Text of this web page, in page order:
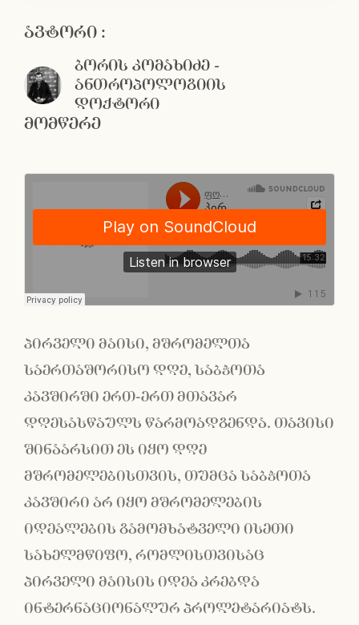
ავტორი :
ბორის კომახიძე -
ანთროპოლოგიის
დოქტორი
მომწერე
პირველი მაისი, მშრომელთა
საერთაშორისო დღე, საბჭოთა
კავშირში ერთ-ერთ მთავარ
დღესასწაულს წარმოადგენდა. თავისი
შინაარსით ეს იყო დღე
მშრომელებისთვის, თუმცა საბჭოთა
კავშირი არ იყო მშრომელების
იდეალების გამომხატველი ისეთი
სახელმწიფო, რომლისთვისაც
პირველი მაისის იდეა კრებდა
ინტერნაციონალურ პროლეტარიატს.